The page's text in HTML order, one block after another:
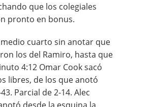
que los colegiales
pronto en bonus.
cuarto sin anotar que
los del Ramiro, hasta que
4:12 Omar Cook sacó
libres, de los que anotó
Parcial de 2-14. Alec